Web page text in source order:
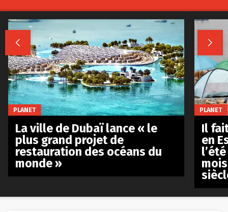
 
PLANET
La ville de Dubaï lance « le
plus grand projet de
restauration des océans du
monde »
PLANET
Il
en